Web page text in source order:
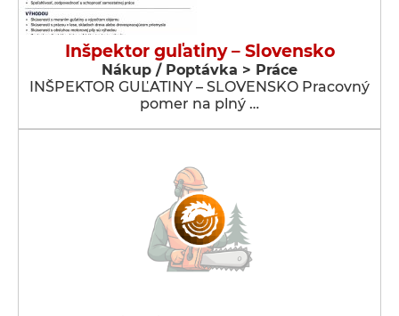
Inšpektor guľatiny – Slovensko
Nákup / Poptávka > Práce
INŠPEKTOR GUĽATINY – SLOVENSKO Pracovný
pomer na plný …